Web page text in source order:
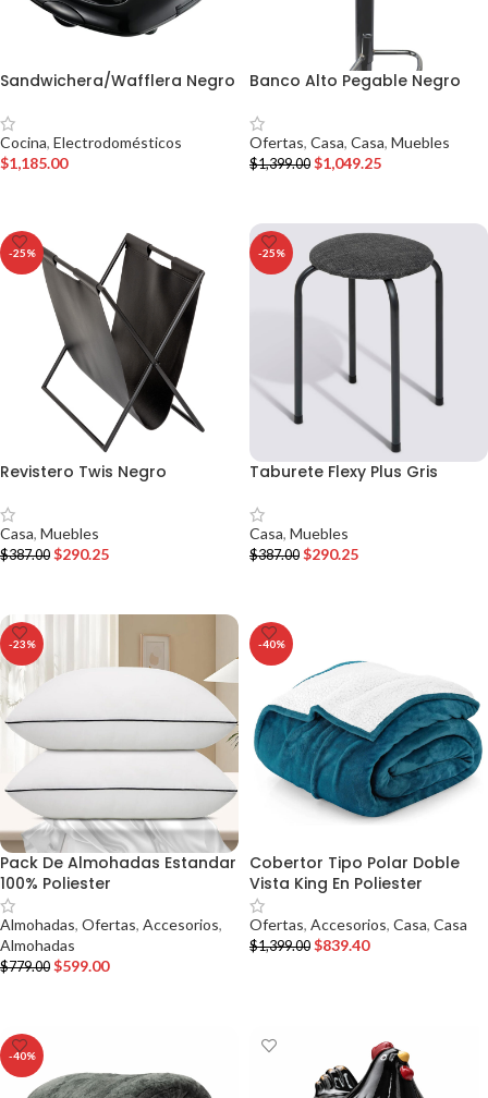
Sandwichera/Wafflera Negro
Cocina, Electrodomésticos
$1,185.00
Banco Alto Pegable Negro
Ofertas, Casa, Casa, Muebles
$1,399.00 $1,049.25
-25%
Revistero Twis Negro
Casa, Muebles
$387.00 $290.25
-25%
Taburete Flexy Plus Gris
Casa, Muebles
$387.00 $290.25
-23%
Pack De Almohadas Estandar
100% Poliester
Almohadas, Ofertas, Accesorios,
Almohadas
$779.00 $599.00
-40%
Cobertor Tipo Polar Doble
Vista King En Poliester
Ofertas, Accesorios, Casa, Casa
$1,399.00 $839.40
-40%